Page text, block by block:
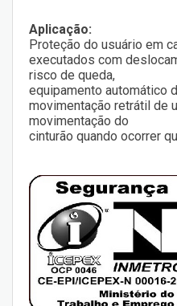
Aplicação:
Proteção do usuário em
executados com
risco de queda,
equipamento automático
movimentação retrátil de
movimentação do
cinturão quando ocorrer